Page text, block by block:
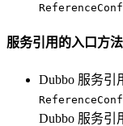
服务引用的入口方法
Dubbo 服务引
Dubbo 服务引